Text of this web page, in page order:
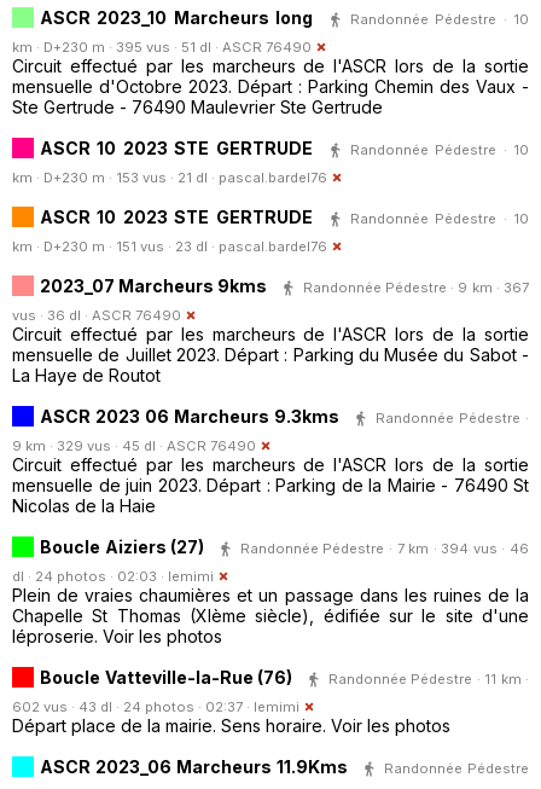
ASCR 2023_10 Marcheurs long
Randonnée Pédestre · 10
km · D+230 m · 395 vus · 51 dl · ASCR 76490
Circuit effectué par les marcheurs de l'ASCR lors de la sortie
mensuelle d'Octobre 2023. Départ : Parking Chemin des Vaux -
Ste Gertrude - 76490 Maulevrier Ste Gertrude
ASCR 10 2023 STE GERTRUDE
Randonnée Pédestre · 10
km · D+230 m · 153 vus · 21 dl · pascal.bardel76
ASCR 10 2023 STE GERTRUDE
Randonnée Pédestre · 10
km · D+230 m · 151 vus · 23 dl · pascal.bardel76
2023_07 Marcheurs 9kms
Randonnée Pédestre · 9 km · 367
vus · 36 dl · ASCR 76490
Circuit effectué par les marcheurs de l'ASCR lors de la sortie
mensuelle de Juillet 2023. Départ : Parking du Musée du Sabot -
La Haye de Routot
ASCR 2023 06 Marcheurs 9.3kms
Randonnée Pédestre ·
9 km · 329 vus · 45 dl · ASCR 76490
Circuit effectué par les marcheurs de l'ASCR lors de la sortie
mensuelle de juin 2023. Départ : Parking de la Mairie - 76490 St
Nicolas de la Haie
Boucle Aiziers (27)
Randonnée Pédestre · 7 km · 394 vus · 46
dl · 24 photos · 02:03 · lemimi
Plein de vraies chaumières et un passage dans les ruines de la
Chapelle St Thomas (XIème siècle), édifiée sur le site d'une
léproserie. Voir les photos
Boucle Vatteville-la-Rue (76)
Randonnée Pédestre · 11 km ·
602 vus · 43 dl · 24 photos · 02:37 · lemimi
Départ place de la mairie. Sens horaire. Voir les photos
ASCR 2023_06 Marcheurs 11.9Kms
Randonnée Pédestre